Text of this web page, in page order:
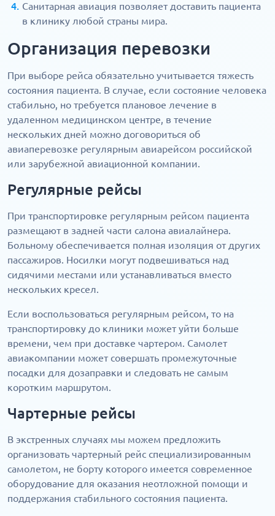
Санитарная авиация позволяет доставить пациента
в клинику любой страны мира.
Организация перевозки
При выборе рейса обязательно учитывается тяжесть
состояния пациента. В случае, если состояние человека
стабильно, но требуется плановое лечение в
удаленном медицинском центре, в течение
нескольких дней можно договориться об
авиаперевозке регулярным авиарейсом российской
или зарубежной авиационной компании.
Регулярные рейсы
При транспортировке регулярным рейсом пациента
размещают в задней части салона авиалайнера.
Больному обеспечивается полная изоляция от других
пассажиров. Носилки могут подвешиваться над
сидячими местами или устанавливаться вместо
нескольких кресел.
Если воспользоваться регулярным рейсом, то на
транспортировку до клиники может уйти больше
времени, чем при доставке чартером. Самолет
авиакомпании может совершать промежуточные
посадки для дозаправки и следовать не самым
коротким маршрутом.
Чартерные рейсы
В экстренных случаях мы можем предложить
организовать чартерный рейс специализированным
самолетом, не борту которого имеется современное
оборудование для оказания неотложной помощи и
поддержания стабильного состояния пациента.